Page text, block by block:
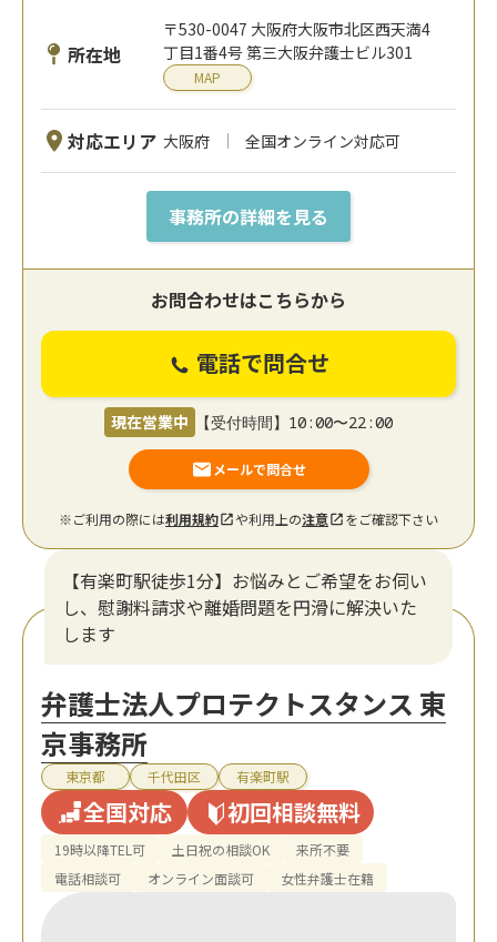
所在地
〒530-0047 大阪府大阪市北区西天満4
丁目1番4号 第三大阪弁護士ビル301
MAP
対応エリア 大阪府 全国オンライン対応可
事務所の詳細を見る
お問合わせはこちらから
電話で問合せ
現在営業中 【受付時間】10:00〜22:00
メールで問合せ
※ご利用の際には利用規約 や利用上の注意 をご確認下さい
【有楽町駅徒歩1分】お悩みとご希望をお伺い
し、慰謝料請求や離婚問題を円滑に解決いた
します
弁護士法人プロテクトスタンス 東
京事務所
東京都 千代田区 有楽町駅
全国対応 初回相談無料
19時以降TEL可 土日祝の相談OK
来所不要
電話相談可
オンライン面談可 女性弁護士在籍